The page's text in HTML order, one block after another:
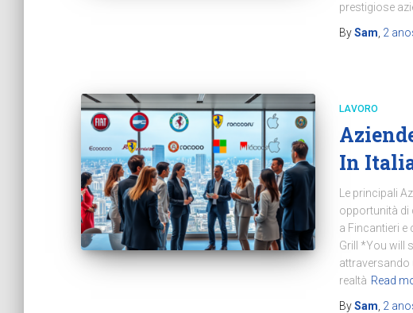
prestigiose
BySam 2
LAVORO
In
Le principali
opportunità di
a Fincantieri
Grill *You will
attraversando
realtà Read
BySam 2